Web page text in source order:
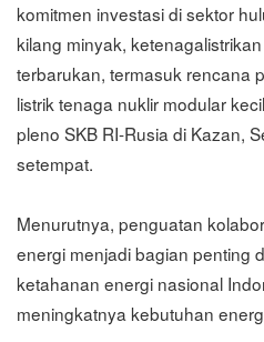
komitmen investasi di sektor
kilang minyak,
terbarukan, termasuk rencana
listrik tenaga nuklir modular
pleno SKB RI-Rusia di Kazan,
setempat.
Menurutnya, penguatan
energi menjadi bagian penting
ketahanan energi nasional
meningkatnya kebutuhan